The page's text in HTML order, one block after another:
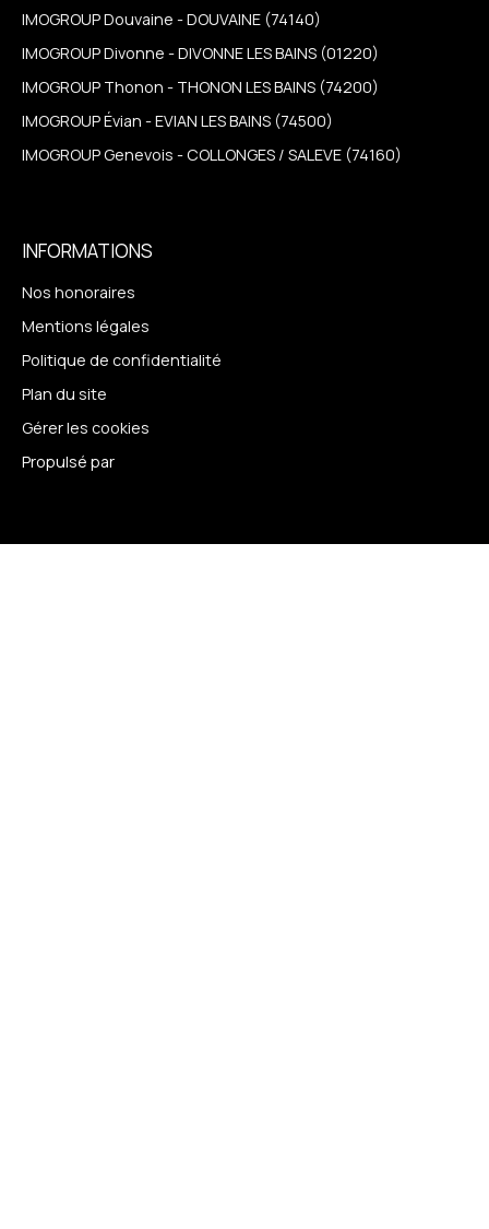
IMOGROUP Douvaine - DOUVAINE (74140)
IMOGROUP Divonne - DIVONNE LES BAINS (01220)
IMOGROUP Thonon - THONON LES BAINS (74200)
IMOGROUP Évian - EVIAN LES BAINS (74500)
IMOGROUP Genevois - COLLONGES / SALEVE (74160)
INFORMATIONS
Nos honoraires
Mentions légales
Politique de confidentialité
Plan du site
Gérer les cookies
Propulsé par